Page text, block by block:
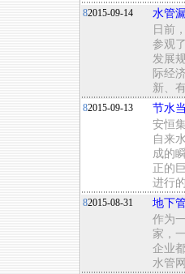
82015-09-14
水管
日前
参观
发展
际经
新、
82015-09-13
节水
安恒
自来
成的
正的
进行
82015-08-31
地下
作为
家，
企业
水管